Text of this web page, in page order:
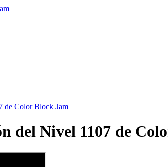
de Color Block Jam
del Nivel 1107 de